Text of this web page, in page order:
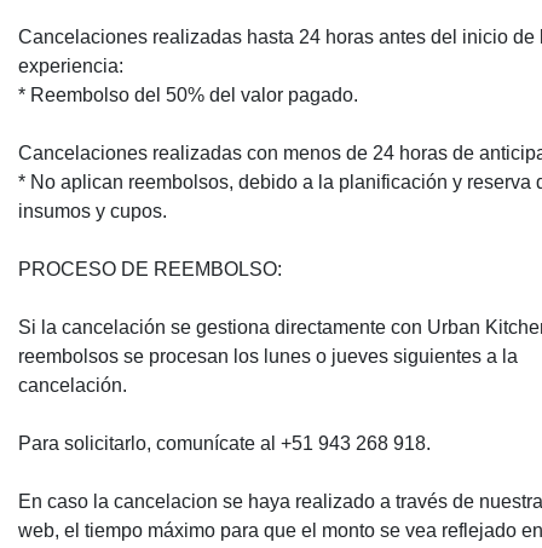
Cancelaciones realizadas hasta 24 horas antes del inicio de
experiencia:
* Reembolso del 50% del valor pagado.
Cancelaciones realizadas con menos de 24 horas de
* No aplican reembolsos, debido a la planificación y reserva
insumos y cupos.
PROCESO DE REEMBOLSO:
Si la cancelación se gestiona directamente con Urban
reembolsos se procesan los lunes o jueves siguientes a la
cancelación.
Para solicitarlo, comunícate al +51 943 268 918.
En caso la cancelacion se haya realizado a través de
web, el tiempo máximo para que el monto se vea reflejado